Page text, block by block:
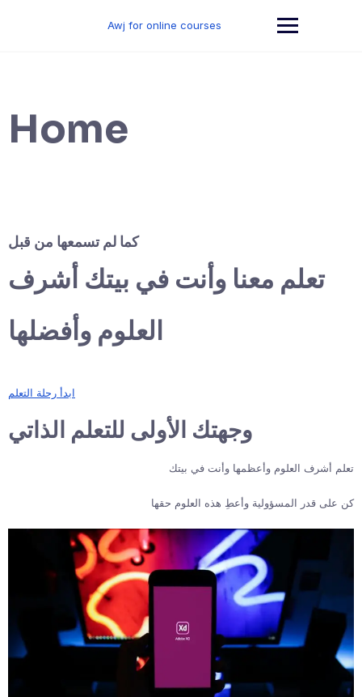
Awj for online courses
Home
كما لم تسمعها من قبل
تعلم معنا وأنت في بيتك أشرف
العلوم وأفضلها
ابدأ رحلة التعلم
وجهتك الأولى للتعلم الذاتي
تعلم أشرف العلوم وأعظمها وأنت في بيتك
كن على قدر المسؤولية وأعطِ هذه العلوم حقها